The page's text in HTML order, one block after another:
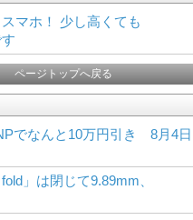
マホ！ 少し高くても
ページトップへ戻る
でなんと10万円引き 8月4日
」は閉じて9.89mm、